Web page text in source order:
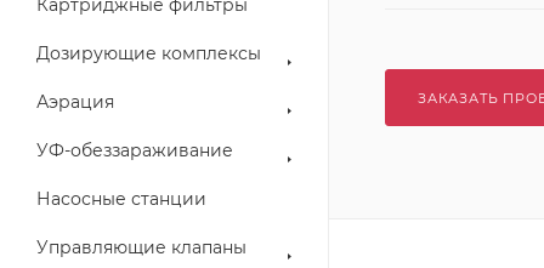
Картриджные фильтры
Дозирующие комплексы
Аэрация
УФ-обеззараживание
Насосные станции
Управляющие клапаны
ЗАКАЗАТЬ